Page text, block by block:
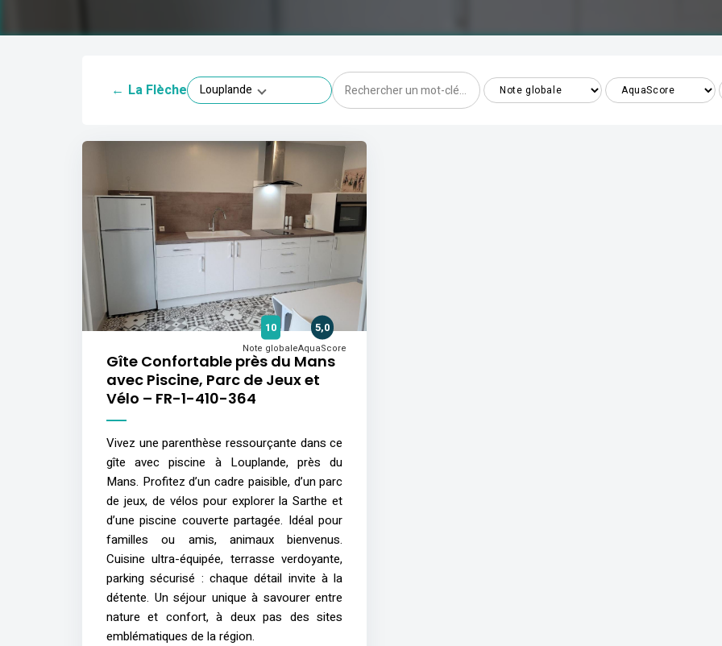
← La Flèche Louplande
Gîte Confortable près du Mans
avec Piscine, Parc de Jeux et
Vélo – FR-1-410-364
10
Note globale
5,0
AquaScore
Vivez une parenthèse ressourçante dans ce
gîte avec piscine à Louplande, près du
Mans. Profitez d’un cadre paisible, d’un parc
de jeux, de vélos pour explorer la Sarthe et
d’une piscine couverte partagée. Idéal pour
familles ou amis, animaux bienvenus.
Cuisine ultra-équipée, terrasse verdoyante,
parking sécurisé : chaque détail invite à la
détente. Un séjour unique à savourer entre
nature et confort, à deux pas des sites
emblématiques de la région.